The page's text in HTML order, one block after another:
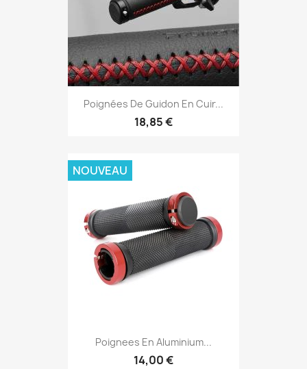
Poignées De Guidon En Cuir...
18,85 €
Poignees En Aluminium...
14,00 €
NOUVEAU